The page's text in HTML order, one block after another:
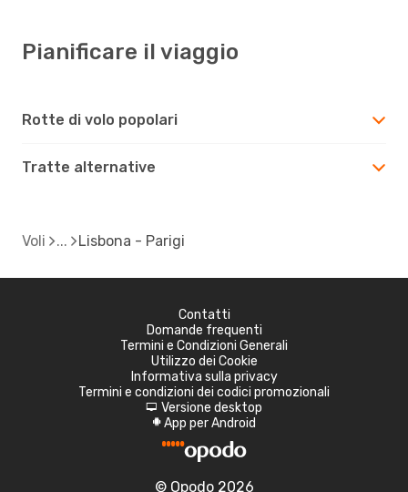
Pianificare il viaggio
Rotte di volo popolari
Tratte alternative
Voli Lisbona - Parigi
Contatti
Domande frequenti
Termini e Condizioni Generali
Utilizzo dei Cookie
Informativa sulla privacy
Termini e condizioni dei codici promozionali
d Versione desktop
A App per Android
© Opodo 2026